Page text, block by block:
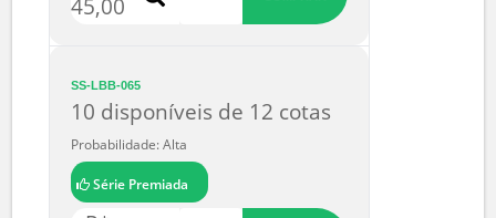
R$
SS-LBB-065
10 disponíveis de 12 cotas
Probabilidade: Alta